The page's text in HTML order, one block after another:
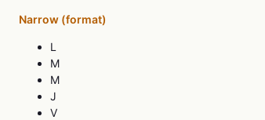
Narrow (format)
L
M
M
J
V